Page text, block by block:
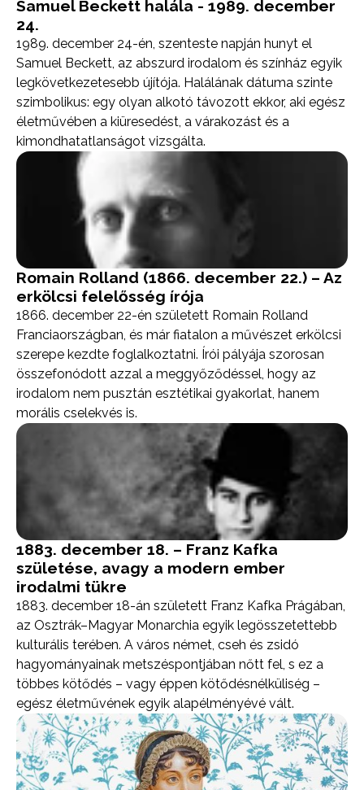
Samuel Beckett halála - 1989. december
24.
1989. december 24-én, szenteste napján hunyt el
Samuel Beckett, az abszurd irodalom és színház egyik
legkövetkezetesebb újítója. Halálának dátuma szinte
szimbolikus: egy olyan alkotó távozott ekkor, aki egész
életművében a kiüresedést, a várakozást és a
kimondhatatlanságot vizsgálta.
Romain Rolland (1866. december 22.) – Az
erkölcsi felelősség írója
1866. december 22-én született Romain Rolland
Franciaországban, és már fiatalon a művészet erkölcsi
szerepe kezdte foglalkoztatni. Írói pályája szorosan
összefonódott azzal a meggyőződéssel, hogy az
irodalom nem pusztán esztétikai gyakorlat, hanem
morális cselekvés is.
1883. december 18. – Franz Kafka
születése, avagy a modern ember
irodalmi tükre
1883. december 18-án született Franz Kafka Prágában,
az Osztrák–Magyar Monarchia egyik legösszetettebb
kulturális terében. A város német, cseh és zsidó
hagyományainak metszéspontjában nőtt fel, s ez a
többes kötődés – vagy éppen kötődésnélküliség –
egész életművének egyik alapélményévé vált.